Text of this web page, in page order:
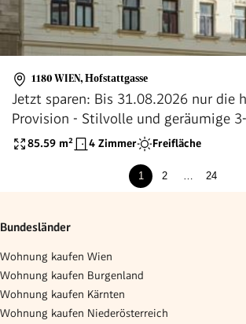
1180 WIEN, Hofstattgasse
Jetzt sparen: Bis 31.08.2026 nur die
Provision - Stilvolle und geräumige
Zimmer-Altbauwohnung mit Balkon,
85.59 m² 4 Zimmer Freifläche
1 2 24
Bundesländer
Wohnung kaufen Wien
Wohnung kaufen Burgenland
Wohnung kaufen Kärnten
Wohnung kaufen Niederösterreich